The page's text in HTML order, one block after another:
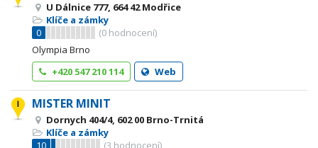
U Dálnice 777, 664 42 Modřice
Klíče a zámky
0
(0 hodnocení)
Olympia Brno
+420 547 210 114
Web
MISTER MINIT
Dornych 404/4, 602 00 Brno-Trnitá
Klíče a zámky
10
(3 hodnocení)